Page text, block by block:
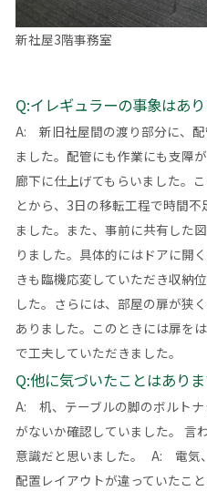
新社屋3階事務室
Q:イレギュラーの事象はあ
A: 新旧社屋間の渡り部分に、配
ました。配管にも作業にも支障
廊下に仕上げてもらいました。
とから、3日の移転工程で時間
ました。また、事前に共有した
りました。具体的にはドアに開
きも臨機応変していただき収納
した。さらには、部屋の扉が狭
ありました。このときには扉を
で工夫していただきました。
Q:他に気づいたことはあり
A: 机、テーブルの脚のボルト
がないか確認していました。 言
意識だと思いました。 A: 電気
配置レイアウトが違っていたこ